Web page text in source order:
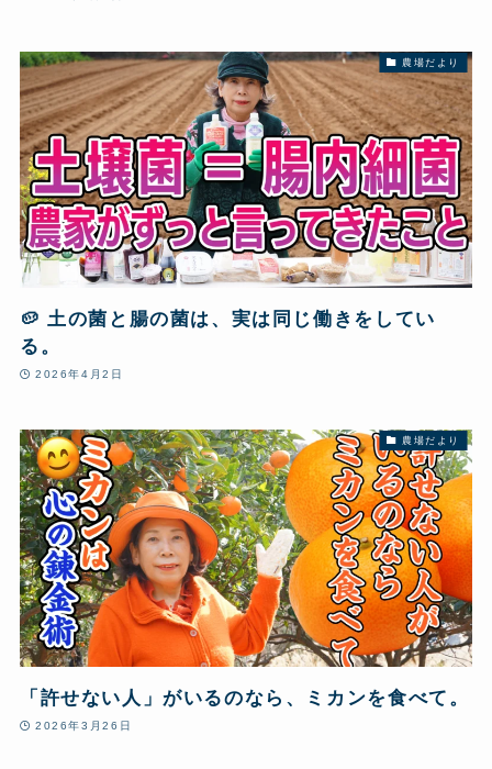
農場だより
🥔 土の菌と腸の菌は、実は同じ働きをしてい
る。
2026年4月2日
農場だより
「許せない人」がいるのなら、ミカンを食べて。
2026年3月26日